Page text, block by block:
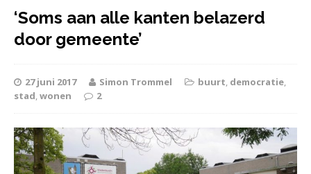
‘Soms aan alle kanten belazerd
door gemeente’
27 juni 2017 Simon Trommel buurt, democratie,
stad,wonen 2